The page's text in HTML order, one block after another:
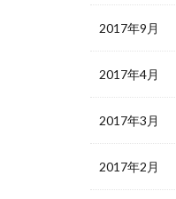
2017年9月
2017年4月
2017年3月
2017年2月